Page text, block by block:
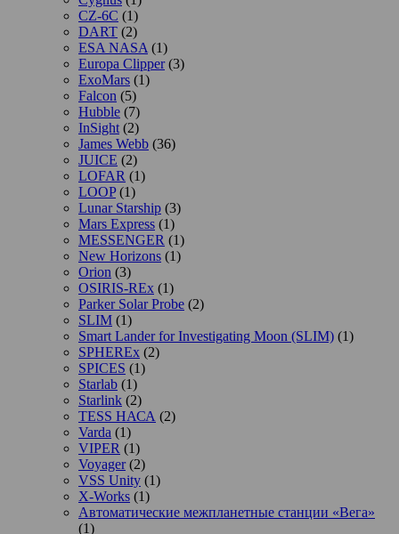
CZ-6C (1)
DART (2)
ESA NASA (1)
Europa Clipper(3)
ExoMars (1)
Falcon (5)
Hubble (7)
InSight (2)
James Webb (36)
JUICE (2)
LOFAR (1)
LOOP(1)
Lunar Starship (3)
Mars Express (1)
MESSENGER (1)
New Horizons (1)
Orion (3)
OSIRIS-REx (1)
Parker Solar Probe (2)
SLIM (1)
Smart Lander for Investigating Moon (SLIM) (1)
SPHEREx (2)
SPICES (1)
Starlab (1)
Starlink (2)
TESS НАСА (2)
Varda (1)
VIPER (1)
Voyager(2)
VSS Unity (1)
X-Works (1)
Автоматические межпланетные станции «Вега»
(1)